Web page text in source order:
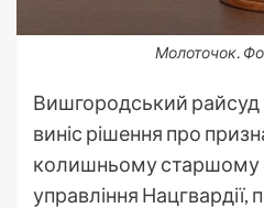
Молоточок.
Вишгородський райсуд
виніс рішення про
колишньому старшому
управління Нацгвардії,